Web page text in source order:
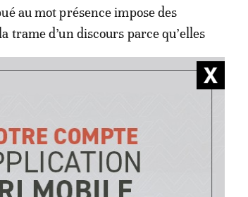
au mot présence impose des
trame d’un discours parce qu’elles
se caractérise par une figuration
toiles où dominent réalisme et
suspendu se dégage de ses